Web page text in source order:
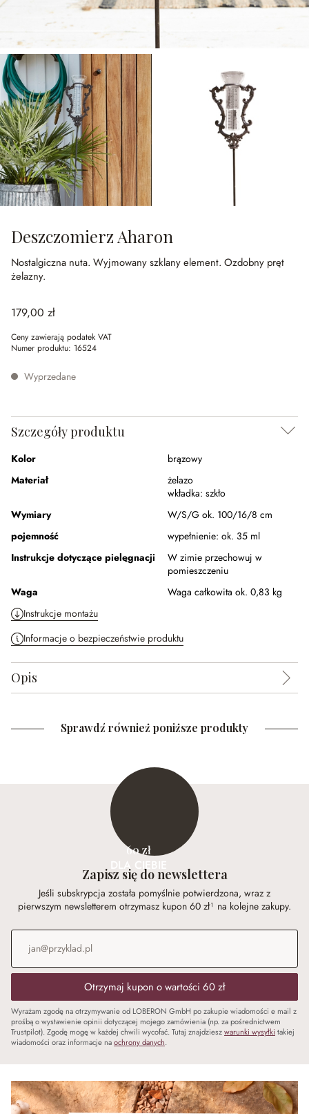
Deszczomierz Aharon
Nostalgiczna nuta. Wyjmowany szklany element. Ozdobny pręt
żelazny.
179,00 zł
Ceny zawierają podatek VAT
Numer produktu: 16524
Wyprzedane
Szczegóły produktu
Kolor
brązowy
Materiał
żelazo
wkładka: szkło
Wymiary
W/S/G ok. 100/16/8 cm
pojemność
wypełnienie: ok. 35 ml
Instrukcje dotyczące pielęgnacji
W zimie przechowuj w
pomieszczeniu
Waga
Waga całkowita ok. 0,83 kg
Instrukcje montażu
Informacje o bezpieczeństwie produktu
Opis
Sprawdź również poniższe produkty
60 zł
DLA CIEBIE
Zapisz się do newslettera
Jeśli subskrypcja została pomyślnie potwierdzona, wraz z
pierwszym newsletterem otrzymasz kupon 60 zł¹ na kolejne zakupy.
Adres e-mail
Otrzymaj kupon o wartości 60 zł
Wyrażam zgodę na otrzymywanie od LOBERON GmbH po zakupie wiadomości e mail z
prośbą o wystawienie opinii dotyczącej mojego zamówienia (np. za pośrednictwem
Trustpilot). Zgodę mogę w każdej chwili wycofać. Tutaj znajdzieszwarunki wysyłki takiej
wiadomości oraz informacje naochrony danych.